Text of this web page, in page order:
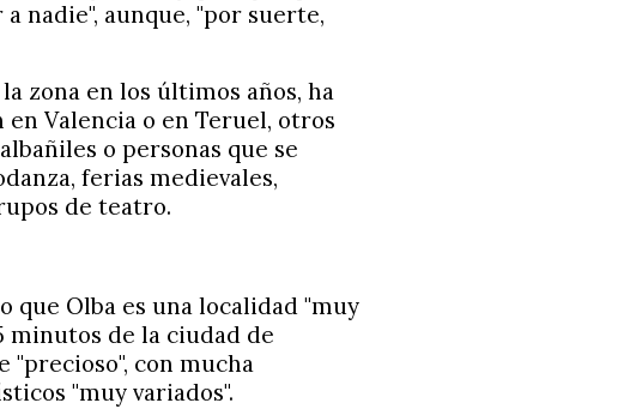
nadie", aunque, "por suerte,
zona en los últimos años, ha
Valencia o en Teruel, otros
o personas que se
ferias medievales,
de teatro.
que Olba es una localidad "muy
minutos de la ciudad de
"precioso", con mucha
"muy variados".